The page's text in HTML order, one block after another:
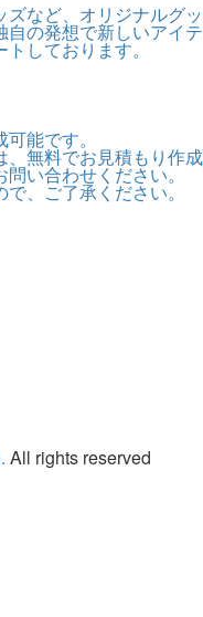
など、オリジナルグッ
自の発想で新しいアイテ
しております。
能です。
、無料でお見積もり作成
い合わせください。
、ご了承ください。
All rights reserved